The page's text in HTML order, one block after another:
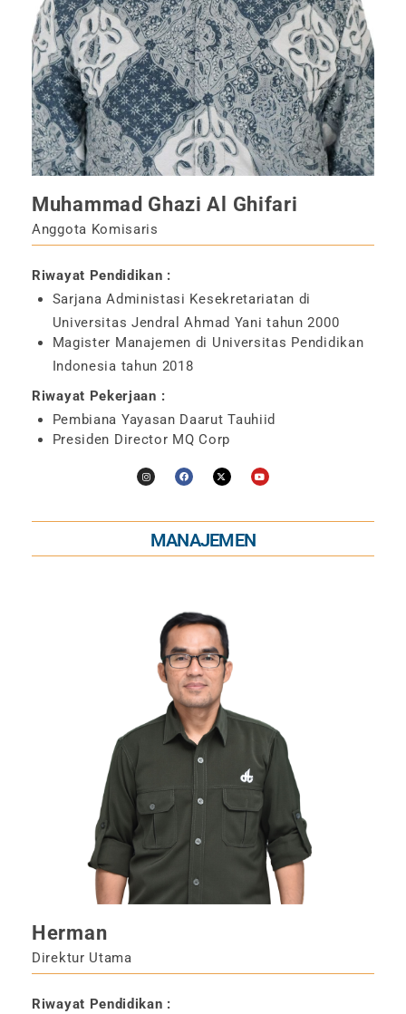
Muhammad Ghazi Al Ghifari
Anggota Komisaris
Riwayat Pendidikan :
Sarjana Administasi Kesekretariatan di
Universitas Jendral Ahmad Yani tahun 2000
Magister Manajemen di Universitas Pendidikan
Indonesia tahun 2018
Riwayat Pekerjaan :
Pembiana Yayasan Daarut Tauhiid
Presiden Director MQ Corp
MANAJEMEN
Herman
Direktur Utama
Riwayat Pendidikan :